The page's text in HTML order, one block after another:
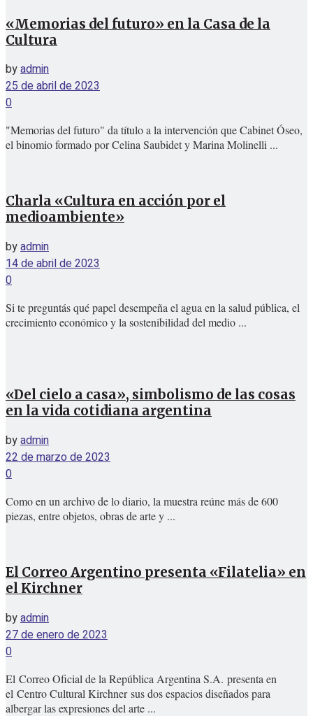
«Memorias del futuro» en la Casa de la
Cultura
byadmin
25 de abril de 2023
0
"Memorias del futuro" da título a la intervención que Cabinet Óseo,
el binomio formado por Celina Saubidet y Marina Molinelli ...
Charla «Cultura en acción por el
medioambiente»
byadmin
14 de abril de 2023
0
Si te preguntás qué papel desempeña el agua en la salud pública, el
crecimiento económico y la sostenibilidad del medio ...
«Del cielo a casa», simbolismo de las cosas
en la vida cotidiana argentina
byadmin
22 de marzo de 2023
0
Como en un archivo de lo diario, la muestra reúne más de 600
piezas, entre objetos, obras de arte y ...
El Correo Argentino presenta «Filatelia» en
el Kirchner
byadmin
27 de enero de 2023
0
El Correo Oficial de la República Argentina S.A. presenta en
el Centro Cultural Kirchner sus dos espacios diseñados para
albergar las expresiones del arte ...